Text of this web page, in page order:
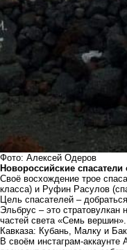
Фото: Алексей Одеров
Новороссийские
Своё восхождение трое
класса) и Руфин Расулов
Цель спасателей –
Эльбрус – это
частей света «Семь
Кавказа: Кубань, Малку и
В своём инстаграм-